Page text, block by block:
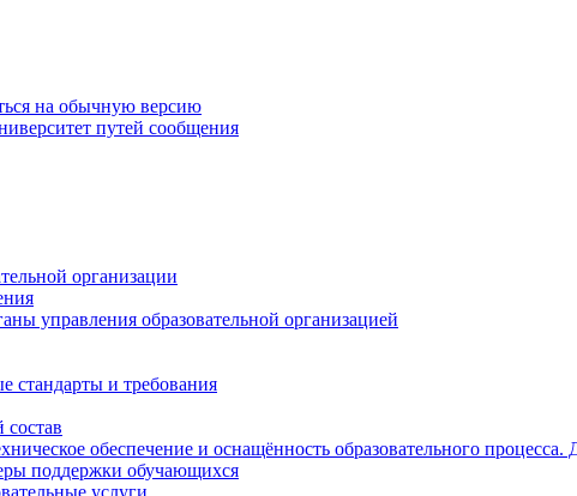
на обычную версию
организации
управления образовательной организацией
стандарты и требования
состав
обеспечение и оснащённость образовательного процесса.
поддержки обучающихся
услуги